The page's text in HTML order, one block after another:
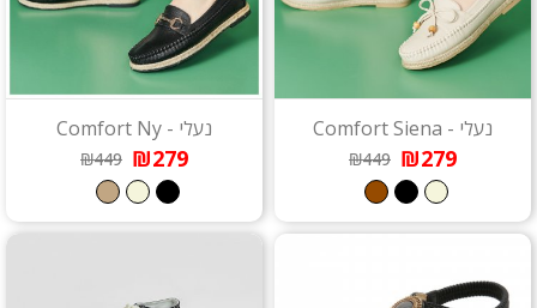
נעלי - Comfort Siena
₪279
₪449
נעלי - Comfort Ny
₪279
₪449